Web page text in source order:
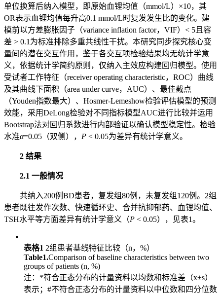
单位换算后纳入模型，即原始血锂均值（mmol/L）×10，其
OR表示血锂均值每升高0.1 mmol/L时复发发生比的变化。建
模前以方差膨胀因子（variance inflation factor，VIF）< 5且容
差 > 0.1为标准排除多重共线性干扰。本研究同步探究核心变
量间的潜在交互作用，鉴于各交互项检验结果均无统计学意
义，依据统计学简约原则，仅纳入主效应构建回归模型。使用
受试者工作特征（receiver operating characteristic，ROC）曲线
及其曲线下面积（area under curve，AUC）、最佳截点
（Youden指数最大）、Hosmer-Lemeshow检验评估模型的预测
效能，采用DeLong检验对不同指标模型AUC进行比较并运用
Bootstrap法对回归系数进行内部验证以确认模型稳定性。检验
水准α=0.05（双侧）， P < 0.05为差异有统计学意义。
2 结果
2.1 一般情况
共纳入200例BD患者，复发组80例，未复发组120例。2组
患者既往发作次数、快速循环史、合并抗抑郁药、血锂均值、
TSH水平等方面差异有统计学意义（P < 0.05），见表1。
表格1 2组患者基线特征比较（n，%）
Table1.Comparison of baseline characteristics between two
groups of patients (n, %)
注：*符合正态分布的计量资料以均数和标准差（x±s）
表示；#不符合正态分布的计量资料以中位数和四分位数